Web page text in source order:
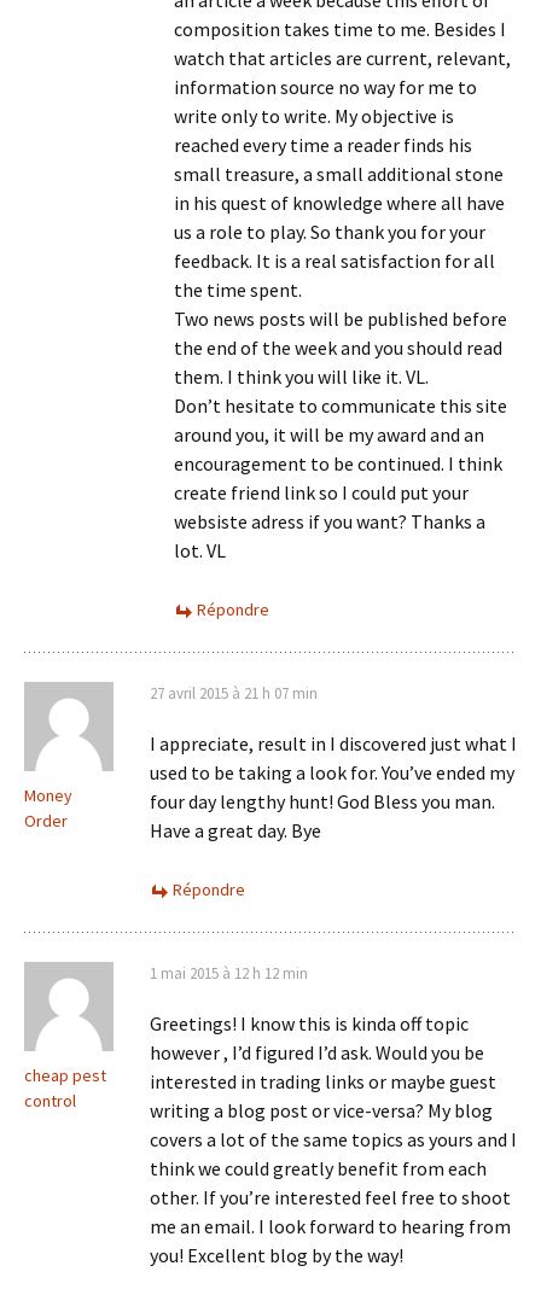
composition takes time to me. Besides I
watch that articles are current, relevant,
information source no way for me to
write only to write. My objective is
reached every time a reader finds his
small treasure, a small additional stone
in his quest of knowledge where all have
us a role to play. So thank you for your
feedback. It is a real satisfaction for all
the time spent.
Two news posts will be published before
the end of the week and you should read
them. I think you will like it. VL.
Don’t hesitate to communicate this site
around you, it will be my award and an
encouragement to be continued. I think
create friend link so I could put your
websiste adress if you want? Thanks a
lot. VL
Répondre
Money
Order
27 avril 2015 à 21 h 07 min
I appreciate, result in I discovered just what I
used to be taking a look for. You’ve ended my
four day lengthy hunt! God Bless you man.
Have a great day. Bye
Répondre
cheap pest
control
1 mai 2015 à 12 h 12 min
Greetings! I know this is kinda off topic
however , I’d figured I’d ask. Would you be
interested in trading links or maybe guest
writing a blog post or vice-versa? My blog
covers a lot of the same topics as yours and I
think we could greatly benefit from each
other. If you’re interested feel free to shoot
me an email. I look forward to hearing from
you! Excellent blog by the way!